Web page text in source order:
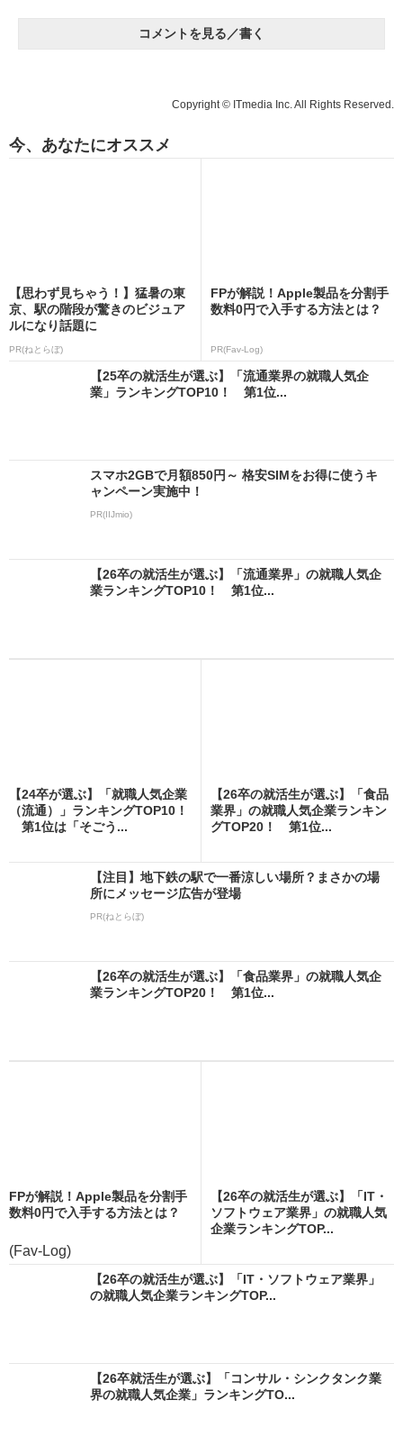
コメントを見る／書く
Copyright © ITmedia Inc. All Rights Reserved.
今、あなたにオススメ
【思わず見ちゃう！】猛暑の東
京、駅の階段が驚きのビジュア
ルになり話題に
PR(ねとらぼ)
FPが解説！Apple製品を分割手
数料0円で入手する方法とは？
PR(Fav-Log)
【25卒の就活生が選ぶ】「流通業界の就職人気企
業」ランキングTOP10！ 第1位...
スマホ2GBで月額850円～ 格安SIMをお得に使うキ
ャンペーン実施中！
PR(IIJmio)
【26卒の就活生が選ぶ】「流通業界」の就職人気企
業ランキングTOP10！ 第1位...
【24卒が選ぶ】「就職人気企業
（流通）」ランキングTOP10！
第1位は「そごう...
【26卒の就活生が選ぶ】「食品
業界」の就職人気企業ランキン
グTOP20！ 第1位...
【注目】地下鉄の駅で一番涼しい場所？まさかの場
所にメッセージ広告が登場
PR(ねとらぼ)
【26卒の就活生が選ぶ】「食品業界」の就職人気企
業ランキングTOP20！ 第1位...
FPが解説！Apple製品を分割手
数料0円で入手する方法とは？
(Fav-Log)
【26卒の就活生が選ぶ】「IT・
ソフトウェア業界」の就職人気
企業ランキングTOP...
【26卒の就活生が選ぶ】「IT・ソフトウェア業界」
の就職人気企業ランキングTOP...
【26卒就活生が選ぶ】「コンサル・シンクタンク業
界の就職人気企業」ランキングTO...